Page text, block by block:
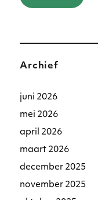
Archief
juni 2026
mei 2026
april 2026
maart 2026
december 2025
november 2025